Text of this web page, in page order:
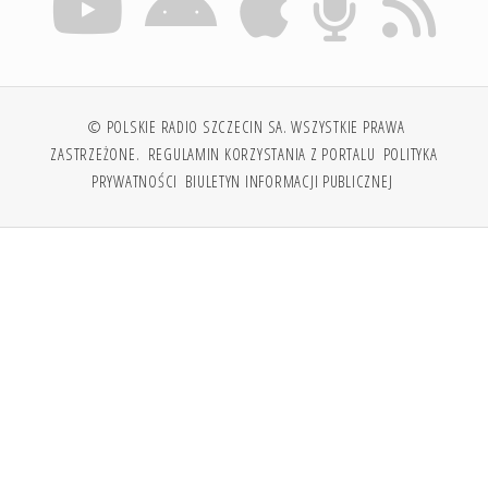
© POLSKIE RADIO SZCZECIN SA. WSZYSTKIE PRAWA
ZASTRZEŻONE. REGULAMIN KORZYSTANIA Z PORTALU POLITYKA
PRYWATNOŚCI BIULETYN INFORMACJI PUBLICZNEJ